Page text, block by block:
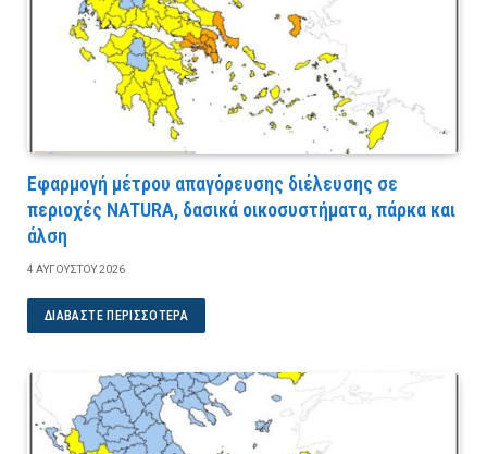
Εφαρμογή μέτρου απαγόρευσης διέλευσης σε
περιοχές NATURA, δασικά οικοσυστήματα, πάρκα και
άλση
4 ΑΥΓΟΎΣΤΟΥ 2026
ΔΙΑΒΆΣΤΕ ΠΕΡΙΣΣΌΤΕΡΑ